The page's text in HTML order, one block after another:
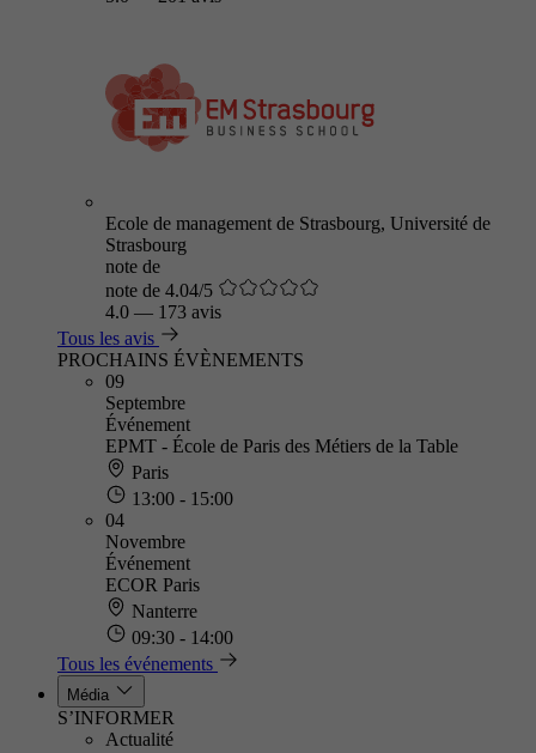
Ecole de management de Strasbourg, Université de
Strasbourg
note de
note de 4.04/5
4.0 — 173 avis
Tous les avis
PROCHAINS ÉVÈNEMENTS
09
Septembre
Événement
EPMT - École de Paris des Métiers de la Table
Paris
13:00 - 15:00
04
Novembre
Événement
ECOR Paris
Nanterre
09:30 - 14:00
Tous les événements
Média
S’INFORMER
Actualité